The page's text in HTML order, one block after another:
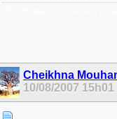
Cheikhna
10/08/2007 15h01